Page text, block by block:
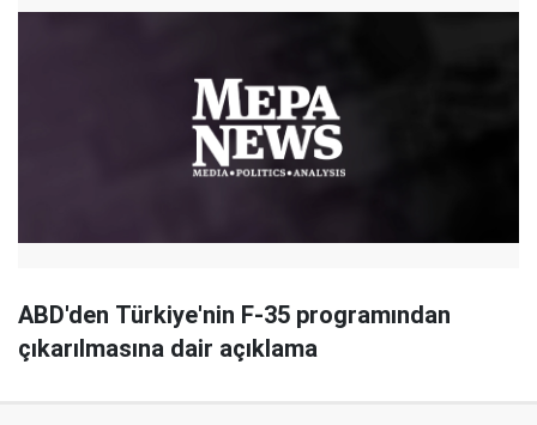
ABD'den Türkiye'nin F-35 programından
çıkarılmasına dair açıklama